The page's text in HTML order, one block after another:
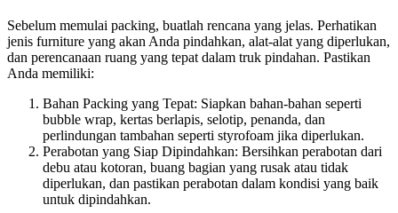
Sebelum memulai packing, buatlah rencana yang jelas. Perhatikan
jenis furniture yang akan Anda pindahkan, alat-alat yang diperlukan,
dan perencanaan ruang yang tepat dalam truk pindahan. Pastikan
Anda memiliki:
Bahan Packing yang Tepat: Siapkan bahan-bahan seperti
bubble wrap, kertas berlapis, selotip, penanda, dan
perlindungan tambahan seperti styrofoam jika diperlukan.
Perabotan yang Siap Dipindahkan: Bersihkan perabotan dari
debu atau kotoran, buang bagian yang rusak atau tidak
diperlukan, dan pastikan perabotan dalam kondisi yang baik
untuk dipindahkan.